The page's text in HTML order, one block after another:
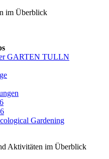
im Überblick
GARTEN TULLN
Gardening
Aktivitäten im Überblick